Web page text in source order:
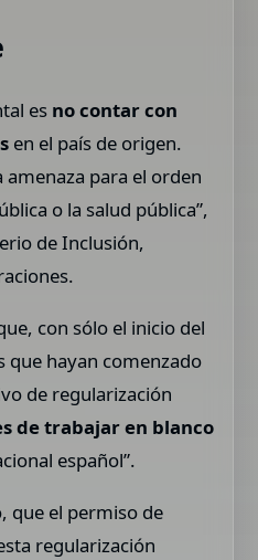
es no contar con
en el país de origen.
amenaza para el orden
o la salud pública”,
de Inclusión,
con sólo el inicio del
hayan comenzado
de regularización
de trabajar en blanco
español”.
que el permiso de
regularización